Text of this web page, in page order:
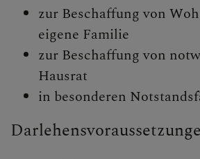
Kontakt
zur Beschaffung von
eigene Familie
zur Beschaffung von
Hausrat
in besonderen